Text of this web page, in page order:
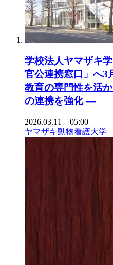
学校法人ヤマザキ
官公連携窓口」へ
教育の専門性を活
の連携を強化 ―
2026.03.11 05:00
ヤマザキ動物看護大学